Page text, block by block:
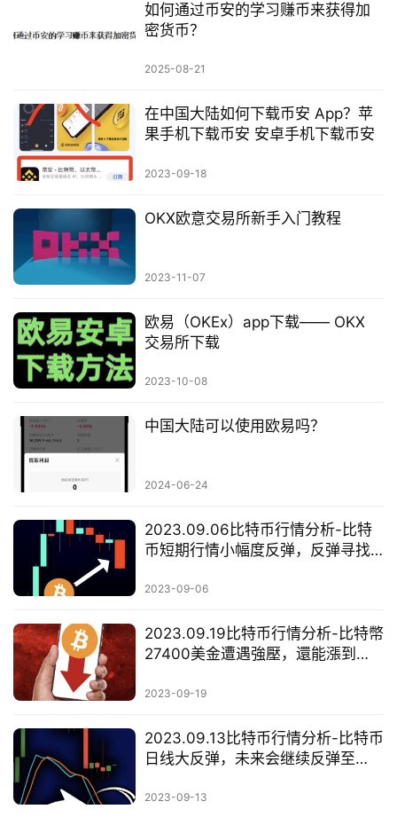
如何通过币安的学习赚币来获得加
密货币？
2025-08-21
在中国大陆如何下载币安 App？苹
果手机下载币安 安卓手机下载币安
2023-09-18
OKX欧意交易所新手入门教程
2023-11-07
欧易（OKEx）app下载—— OKX
交易所下载
2023-10-08
中国大陆可以使用欧易吗？
2024-06-24
2023.09.06比特币行情分析-比特
币短期行情小幅度反弹，反弹寻找
2023-09-06
2023.09.19比特币行情分析-比特幣
27400美金遭遇強壓，還能漲到
2023-09-19
2023.09.13比特币行情分析-比特币
日线大反弹，未来会继续反弹至
2023-09-13